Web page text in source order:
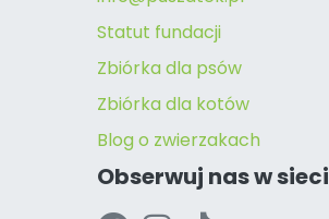
Statut fundacji
Zbiórka dla psów
Zbiórka dla kotów
Blog o zwierzakach
Obserwuj nas w sieci